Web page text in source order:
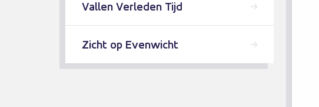
Vallen Verleden Tijd
Zicht op Evenwicht